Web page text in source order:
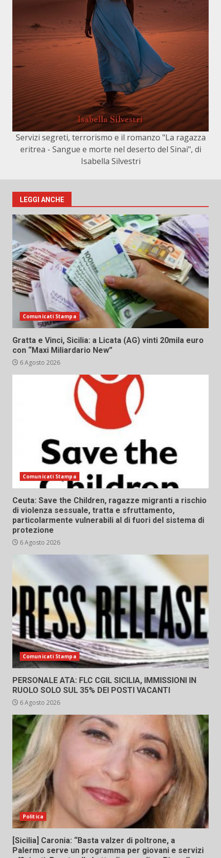
Servizi segreti, terrorismo e il romanzo "La ragazza
eritrea - Sangue e morte nel deserto del Sinai", di
Isabella Silvestri
LEGGI ANCHE
Comunicati Stampa
Gratta e Vinci, Sicilia: a Licata (AG) vinti 20mila euro
con “Maxi Miliardario New”
6 Agosto 2026
Comunicati Stampa
Ceuta: Save the Children, ragazze migranti a rischio
di violenza sessuale, tratta e sfruttamento,
particolarmente vulnerabili al di fuori del sistema di
protezione
6 Agosto 2026
Comunicati Stampa
PERSONALE ATA: FLC CGIL SICILIA, IMMISSIONI IN
RUOLO SOLO SUL 35% DEI POSTI VACANTI
6 Agosto 2026
Politica
[Sicilia] Caronia: “Basta valzer di poltrone, a
Palermo serve un programma per giovani e servizi